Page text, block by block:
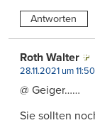
Antworten
Roth Walter
28.11.2021 um 11:50
@ Geiger……
Sie sollten